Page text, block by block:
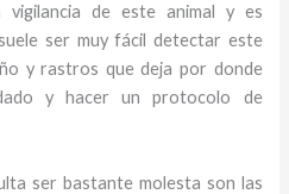
de este animal y es
ser muy fácil detectar este
y rastros que deja por donde
y hacer un protocolo de
ser bastante molesta son las